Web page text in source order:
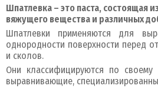
Шпатлевка – это паста, состоящая
вяжущего вещества и различных
Шпатлевки применяются для
однородности поверхности перед
и сколов.
Они классифицируются по
выравнивающие,